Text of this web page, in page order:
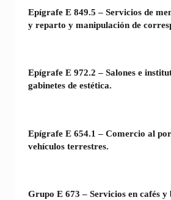
Epígrafe E 849.5 – Servicios de
y reparto y manipulación de
Epígrafe E 972.2 – Salones e
gabinetes de estética.
Epígrafe E 654.1 – Comercio al
vehículos terrestres.
Grupo E 673 – Servicios en cafés y